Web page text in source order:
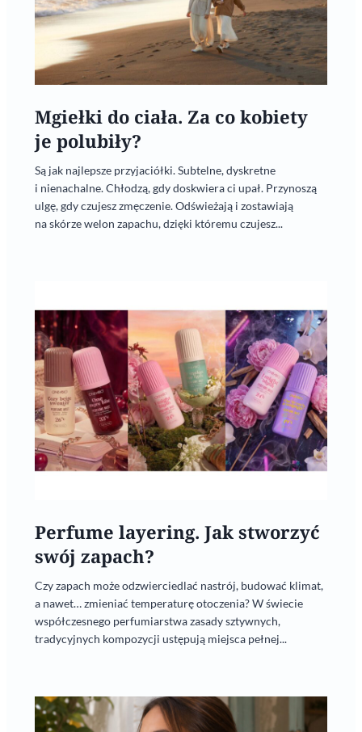
Mgiełki do ciała. Za co kobiety
je polubiły?
Są jak najlepsze przyjaciółki. Subtelne, dyskretne
i nienachalne. Chłodzą, gdy doskwiera ci upał. Przynoszą
ulgę, gdy czujesz zmęczenie. Odświeżają i zostawiają
na skórze welon zapachu, dzięki któremu czujesz...
Perfume layering. Jak stworzyć
swój zapach?
Czy zapach może odzwierciedlać nastrój, budować klimat,
a nawet… zmieniać temperaturę otoczenia? W świecie
współczesnego perfumiarstwa zasady sztywnych,
tradycyjnych kompozycji ustępują miejsca pełnej...